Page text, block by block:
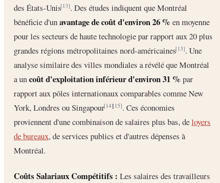
des États-Unis[13]. Des études indiquent que Montréal
bénéficie d'unavantage de coût d'environ 26 % en moyenne
pour les secteurs de haute technologie par rapport aux 20 plus
grandes régions métropolitaines nord-américaines[13]. Une
analyse similaire des villes mondiales a révélé que Montréal
a uncoût d'exploitation inférieur d'environ 31 % par
rapport aux pôles internationaux comparables comme New
York, Londres ou Singapour[14][15]. Ces économies
proviennent d'une combinaison de salaires plus bas, deloyers
de bureaux, de services publics et d'autres dépenses à
Montréal.
Coûts Salariaux Compétitifs : Les salaires des travailleurs